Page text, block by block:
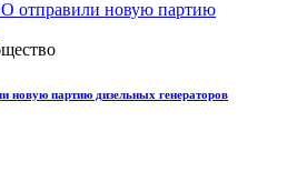
новую партию дизельных генераторов